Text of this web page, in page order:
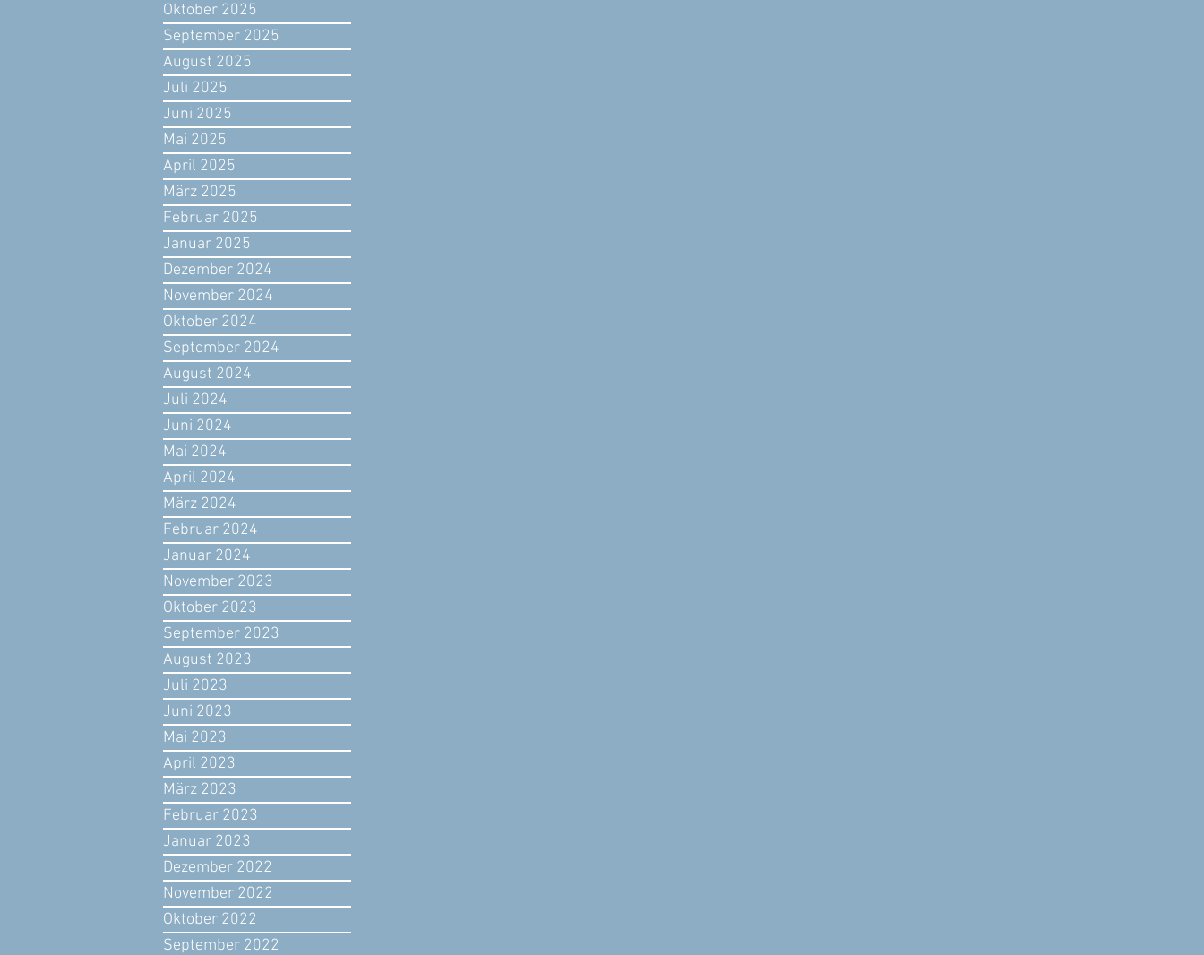
Oktober 2025
September 2025
August 2025
Juli 2025
Juni 2025
Mai 2025
April 2025
März 2025
Februar 2025
Januar 2025
Dezember 2024
November 2024
Oktober 2024
September 2024
August 2024
Juli 2024
Juni 2024
Mai 2024
April 2024
März 2024
Februar 2024
Januar 2024
November 2023
Oktober 2023
September 2023
August 2023
Juli 2023
Juni 2023
Mai 2023
April 2023
März 2023
Februar 2023
Januar 2023
Dezember 2022
November 2022
Oktober 2022
September 2022